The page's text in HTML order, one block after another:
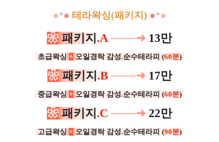
●*● 테라왁싱(패키지 ) ●*●
❀ 패 키 지 .A ───➜ 13만
초급왁싱 + 오일경락 감성.순수테라피 (60분).
❀ 패 키 지 .B ───➜17만
중급왁싱 + 오일경락 감성.순수테라피 (60분).
❀ 패 키 지 .C ───➜ 22만
고급왁싱 + 오일경락 감성.순수테라피 (90분).